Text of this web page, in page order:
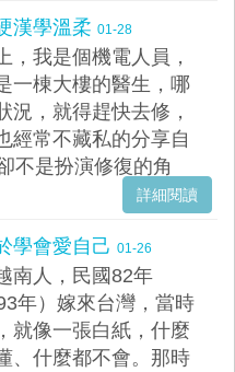
漢學溫柔 01-28
，我是個機電人員，
一棟大樓的醫生，哪
況，就得趕快去修，
經常不藏私的分享自
不是扮演修復的角
詳細閱讀
學會愛自己 01-26
南人，民國82年
年）嫁來台灣，當時
就像一張白紙，什麼
、什麼都不會。那時